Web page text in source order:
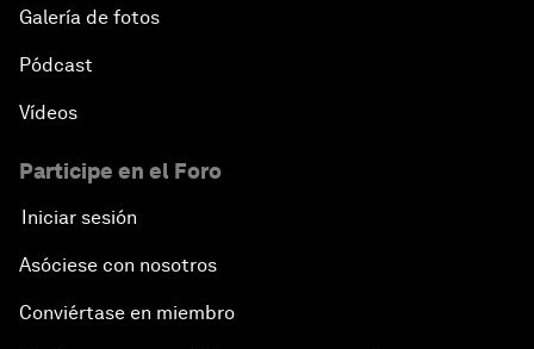
Galería de fotos
Pódcast
Vídeos
Participe en el Foro
Iniciar sesión
Asóciese con nosotros
Conviértase en miembro